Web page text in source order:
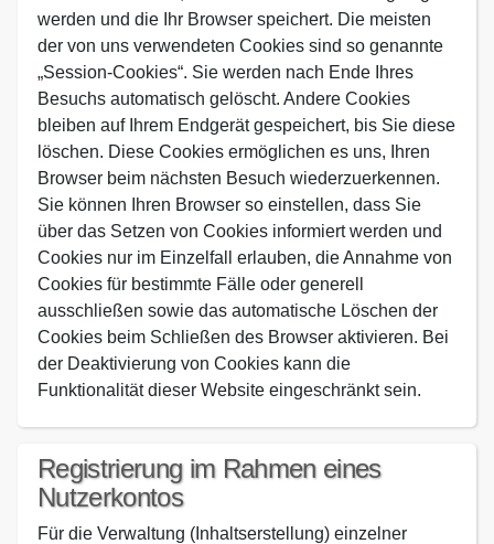
werden und die Ihr Browser speichert. Die meisten
der von uns verwendeten Cookies sind so genannte
„Session-Cookies“. Sie werden nach Ende Ihres
Besuchs automatisch gelöscht. Andere Cookies
bleiben auf Ihrem Endgerät gespeichert, bis Sie diese
löschen. Diese Cookies ermöglichen es uns, Ihren
Browser beim nächsten Besuch wiederzuerkennen.
Sie können Ihren Browser so einstellen, dass Sie
über das Setzen von Cookies informiert werden und
Cookies nur im Einzelfall erlauben, die Annahme von
Cookies für bestimmte Fälle oder generell
ausschließen sowie das automatische Löschen der
Cookies beim Schließen des Browser aktivieren. Bei
der Deaktivierung von Cookies kann die
Funktionalität dieser Website eingeschränkt sein.
Registrierung im Rahmen eines
Nutzerkontos
Für die Verwaltung (Inhaltserstellung) einzelner